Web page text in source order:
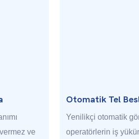
ve
Otomatik Tel
Yenilikçi otomatik
operatörlerin iş